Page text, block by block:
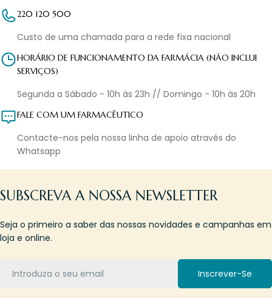
220 120 500
Custo de uma chamada para a rede fixa nacional
HORÁRIO DE FUNCIONAMENTO DA FARMÁCIA (NÃO INCLUI
SERVIÇOS)
Segunda a Sábado - 10h às 23h // Domingo - 10h às 20h
FALE COM UM FARMACÊUTICO
Contacte-nos pela nossa linha de apoio através do
Whatsapp
SUBSCREVA A NOSSA NEWSLETTER
Seja o primeiro a saber das nossas novidades e campanhas em
loja e online.
Inscrever-Se